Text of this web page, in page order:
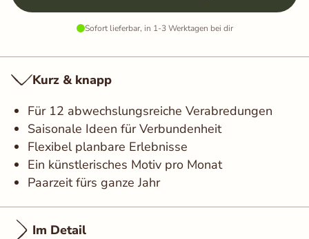
Sofort lieferbar, in 1-3 Werktagen bei dir
Kurz & knapp
Für 12 abwechslungsreiche Verabredungen
Saisonale Ideen für Verbundenheit
Flexibel planbare Erlebnisse
Ein künstlerisches Motiv pro Monat
Paarzeit fürs ganze Jahr
Im Detail